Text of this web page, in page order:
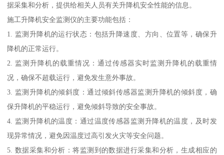
据采集和分析，提供给相关人员有关升降机安全性能的信息。
施工升降机安全监测仪的主要功能包括：
1. 监测升降机的运行状态：包括升降速度、方向、位置等，确保升
降机的正常运行。
2. 监测升降机的载重情况：通过传感器实时监测升降机的载重情
况，确保不超载运行，避免发生意外事故。
3. 监测升降机的倾斜度：通过倾斜传感器监测升降机的倾斜度，确
保升降机的平稳运行，避免倾斜导致的安全事故。
4. 监测升降机的温度：通过温度传感器监测升降机的温度，及时发
现异常情况，避免因温度过高引发火灾等安全问题。
5. 数据采集和分析：将监测到的数据进行采集和分析，生成相应的